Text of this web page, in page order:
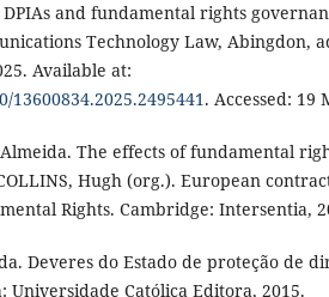
DPIAs and fundamental rights
Technology Law, Abingdon,
Available at:
13600834.2025.2495441. Accessed: 19
Almeida. The effects of fundamental
Hugh (org.). European
Rights. Cambridge: Intersentia,
Deveres do Estado de proteção de
Universidade Católica Editora, 2015.